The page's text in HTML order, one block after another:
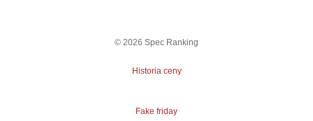
© 2026 Spec Ranking
Historia ceny
Fake friday